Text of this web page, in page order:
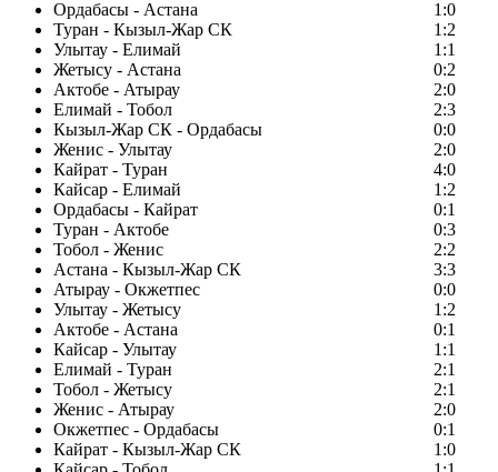
Ордабасы - Астана
1:0
Туран - Кызыл-Жар СК
1:2
Улытау - Елимай
1:1
Жетысу - Астана
0:2
Актобе - Атырау
2:0
Елимай - Тобол
2:3
Кызыл-Жар СК - Ордабасы
0:0
Женис - Улытау
2:0
Кайрат - Туран
4:0
Кайсар - Елимай
1:2
Ордабасы - Кайрат
0:1
Туран - Актобе
0:3
Тобол - Женис
2:2
Астана - Кызыл-Жар СК
3:3
Атырау - Окжетпес
0:0
Улытау - Жетысу
1:2
Актобе - Астана
0:1
Кайсар - Улытау
1:1
Елимай - Туран
2:1
Тобол - Жетысу
2:1
Женис - Атырау
2:0
Окжетпес - Ордабасы
0:1
Кайрат - Кызыл-Жар СК
1:0